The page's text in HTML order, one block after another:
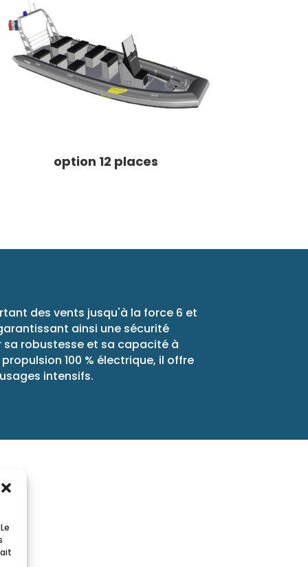
option 12 places
des vents jusqu'à la force 6 et
ainsi une sécurité
sa robustesse et sa capacité à
100 % électrique, il offre
intensifs.